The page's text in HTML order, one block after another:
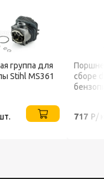
группа для
Stihl MS361
сборе
717 Р/